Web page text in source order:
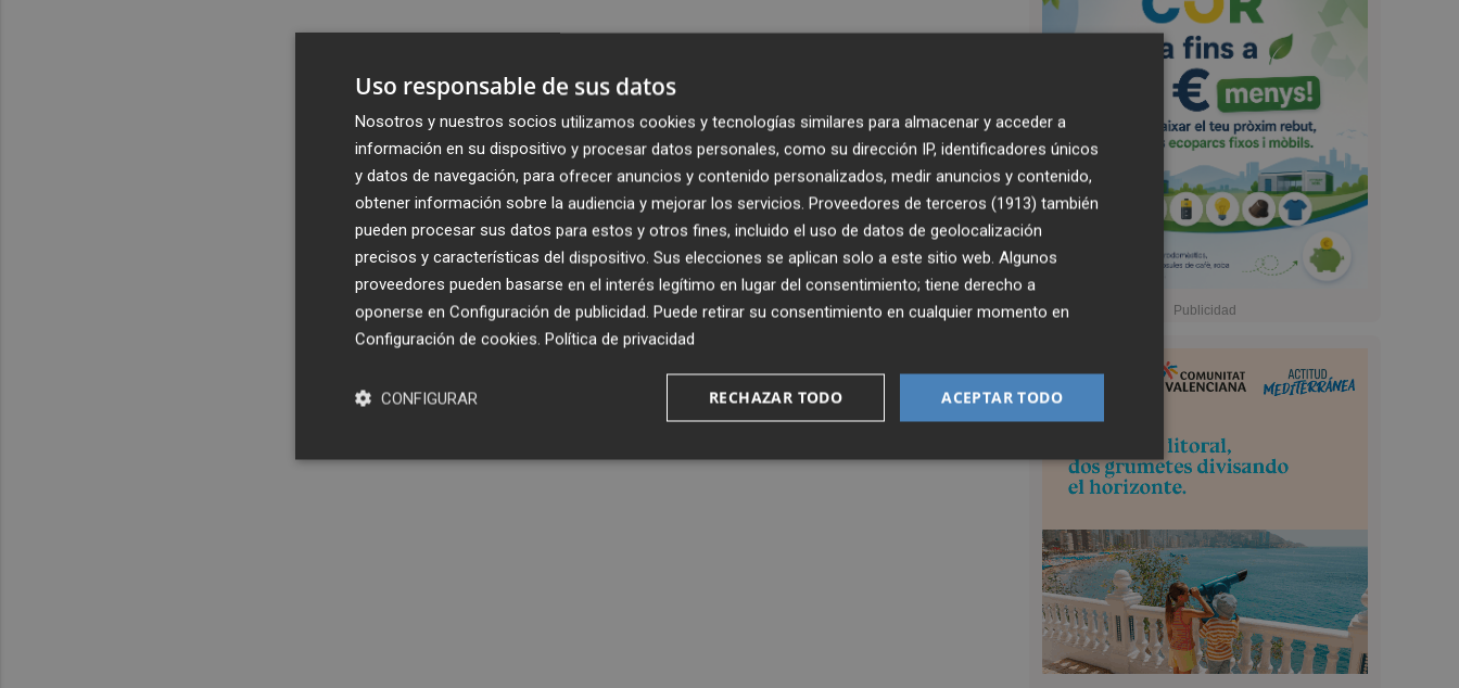
Uso responsable de sus datos
Nosotros y nuestros socios utilizamos cookies y tecnologías similares para almacenar y acceder a
información en su dispositivo y procesar datos personales, como su dirección IP, identificadores únicos
y datos de navegación, para ofrecer anuncios y contenido personalizados, medir anuncios y contenido,
obtener información sobre la audiencia y mejorar los servicios. Proveedores de terceros (1913) también
pueden procesar sus datos para estos y otros fines, incluido el uso de datos de geolocalización
precisos y características del dispositivo. Sus elecciones se aplican solo a este sitio web. Algunos
proveedores pueden basarse en el interés legítimo en lugar del consentimiento; tiene derecho a
oponerse en Configuración de publicidad. Puede retirar su consentimiento en cualquier momento en
Configuración de cookies. Política de privacidad
ACEPTAR TODO
RECHAZAR TODO
CONFIGURAR